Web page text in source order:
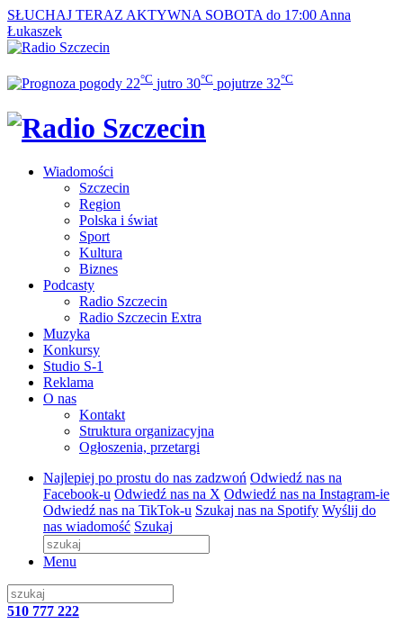
SŁUCHAJ TERAZ AKTYWNA SOBOTA do 17:00 Anna
Łukaszek
22°C jutro 30°C pojutrze 32°C
Wiadomości
Szczecin
Region
Polska i świat
Sport
Kultura
Biznes
Podcasty
Radio Szczecin
Radio Szczecin Extra
Muzyka
Konkursy
Studio S-1
Reklama
O nas
Kontakt
Struktura organizacyjna
Ogłoszenia, przetargi
Najlepiej po prostu do nas zadzwoń Odwiedź nas na
Facebook-u Odwiedź nas na X Odwiedź nas na Instagram-ie
Odwiedź nas na TikTok-u Szukaj nas na Spotify Wyślij do
nas wiadomość Szukaj
Menu
510 777 222